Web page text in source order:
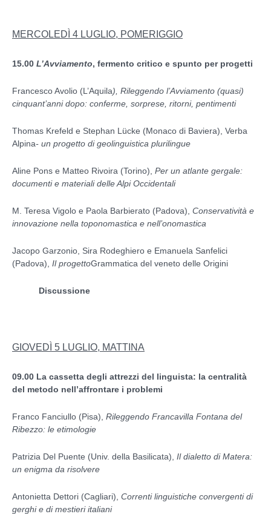
MERCOLEDÌ 4 LUGLIO, POMERIGGIO
15.00 L’Avviamento, fermento critico e spunto per progetti
Francesco Avolio (L’Aquila), Rileggendo l’Avviamento (quasi)
cinquant’anni dopo: conferme, sorprese, ritorni, pentimenti
Thomas Krefeld e Stephan Lücke (Monaco di Baviera), Verba
Alpina- un progetto di geolinguistica plurilingue
Aline Pons e Matteo Rivoira (Torino), Per un atlante gergale:
documenti e materiali delle Alpi Occidentali
M. Teresa Vigolo e Paola Barbierato (Padova), Conservatività e
innovazione nella toponomastica e nell’onomastica
Jacopo Garzonio, Sira Rodeghiero e Emanuela Sanfelici
(Padova), Il progettoGrammatica del veneto delle Origini
Discussione
GIOVEDÌ 5 LUGLIO, MATTINA
09.00 La cassetta degli attrezzi del linguista: la centralità
del metodo nell’affrontare i problemi
Franco Fanciullo (Pisa), Rileggendo Francavilla Fontana del
Ribezzo: le etimologie
Patrizia Del Puente (Univ. della Basilicata), Il dialetto di Matera:
un enigma da risolvere
Antonietta Dettori (Cagliari), Correnti linguistiche convergenti di
gerghi e di mestieri italiani